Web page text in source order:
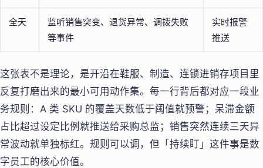
全天
监听销售突变、退货异常、调拨失败
等事件
实时报警
推送
这张表不是理论，是开沿在鞋服、制造、连锁进销存项目里
反复打磨出来的最小可用动作集。每一行背后都对应一段业
务规则：A 类 SKU 的覆盖天数低于阈值就预警；呆滞金额
占比超过设定比例就推送给采购总监；销售突然连续三天异
常波动就单独标红。规则可以调，但「持续盯」这件事是数
字员工的核心价值。